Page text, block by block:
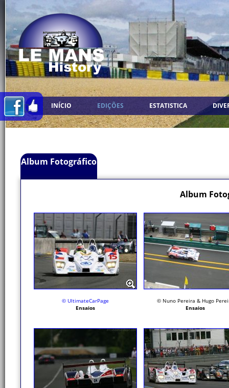
INÍCIO EDIÇÕES ESTATISTICA
Album Fotográfico
Album
© UltimateCarPage
Ensaios
© Nuno Pereira & Hugo
Ensaios